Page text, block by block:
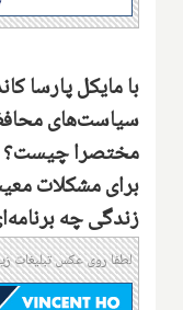
با مایکل پارسا
سیاست‌های
مختصرا چیست؟
برای مشکلات
زندگی چه
لطفا روی عکس تبلیغات